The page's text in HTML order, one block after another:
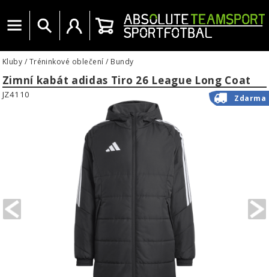
Menu Vyhledat Uživatelský účet
Košík
Kluby / Tréninkové oblečení / Bundy
Zimní kabát adidas Tiro 26 League Long Coat
JZ4110 Zdarma